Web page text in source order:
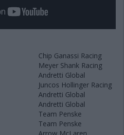
Chip Ganassi Racing
Meyer Shank Racing
Andretti Global
Juncos Hollinger Racing
Andretti Global
Andretti Global
Team Penske
Team Penske